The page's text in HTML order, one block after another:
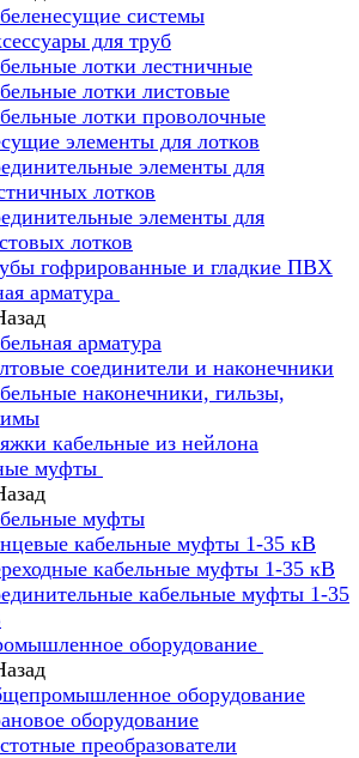
системы
для труб
лотки лестничные
лотки листовые
лотки проволочные
элементы для лотков
элементы для
лотков
элементы для
лотков
гофрированные и гладкие ПВХ
арматура
арматура
соединители и наконечники
наконечники, гильзы,
кабельные из нейлона
муфты
муфты
кабельные муфты 1-35 кВ
кабельные муфты 1-35 кВ
кабельные муфты 1-35
оборудование
оборудование
оборудование
преобразователи